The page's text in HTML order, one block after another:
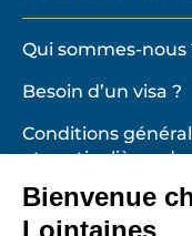
Bienvenue
Lointaines
Qui sommes-nous
Besoin d’un visa ?
Conditions
et particulières de
vente
Mentions légales,